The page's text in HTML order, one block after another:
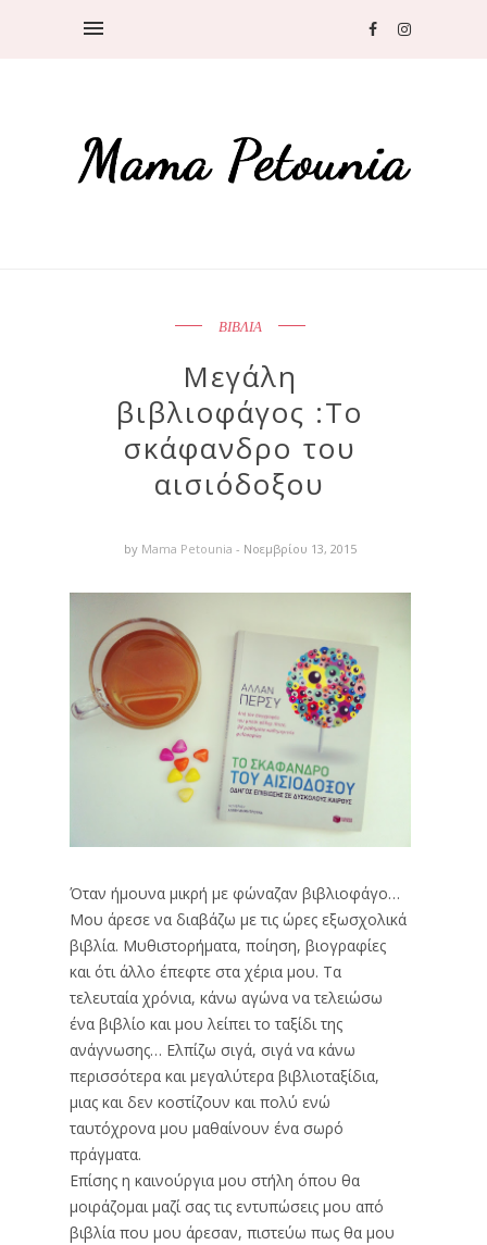
ΒΙΒΛΙΑ
Μεγάλη
βιβλιοφάγος :Το
σκάφανδρο του
αισιόδοξου
by Mama Petounia - Νοεμβρίου 13, 2015
Όταν ήμουνα μικρή με φώναζαν βιβλιοφάγο…
Μου άρεσε να διαβάζω με τις ώρες εξωσχολικά
βιβλία. Μυθιστορήματα, ποίηση, βιογραφίες
και ότι άλλο έπεφτε στα χέρια μου. Τα
τελευταία χρόνια, κάνω αγώνα να τελειώσω
ένα βιβλίο και μου λείπει το ταξίδι της
ανάγνωσης… Ελπίζω σιγά, σιγά να κάνω
περισσότερα και μεγαλύτερα βιβλιοταξίδια,
μιας και δεν κοστίζουν και πολύ ενώ
ταυτόχρονα μου μαθαίνουν ένα σωρό
πράγματα.
Επίσης η καινούργια μου στήλη όπου θα
μοιράζομαι μαζί σας τις εντυπώσεις μου από
βιβλία που μου άρεσαν, πιστεύω πως θα μου